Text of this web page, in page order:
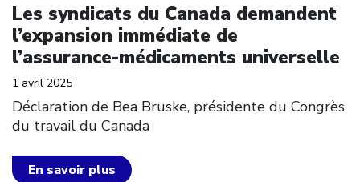
Les syndicats du Canada demandent
l’expansion immédiate de
l’assurance-médicaments universelle
1 avril 2025
Déclaration de Bea Bruske, présidente du Congrès
du travail du Canada
En savoir plus